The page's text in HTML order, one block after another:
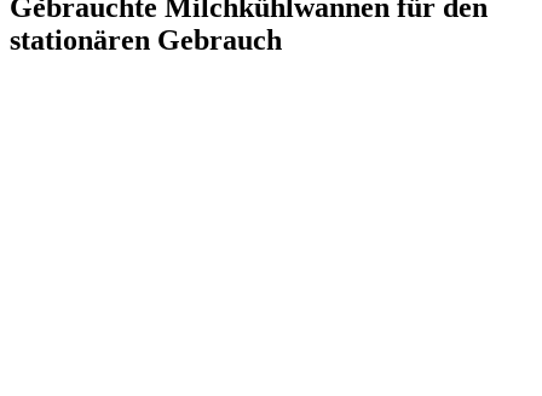
Gebrauchte Milchkühlwannen für den
stationären Gebrauch